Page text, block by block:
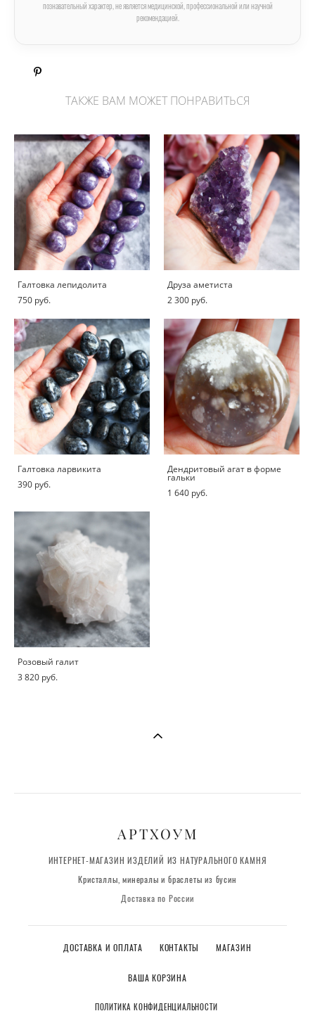
познавательный характер, не является медицинской, профессиональной или научной
рекомендацией.
ТАКЖЕ ВАМ МОЖЕТ ПОНРАВИТЬСЯ
Галтовка лепидолита
750 pуб.
Друза аметиста
2 300 pуб.
Галтовка ларвикита
390 pуб.
Дендритовый агат в форме
гальки
1 640 pуб.
Розовый галит
3 820 pуб.
АРТХОУМ
ИНТЕРНЕТ-МАГАЗИН ИЗДЕЛИЙ ИЗ НАТУРАЛЬНОГО КАМНЯ
Кристаллы, минералы и браслеты из бусин
Доставка по России
ДОСТАВКА И ОПЛАТА КОНТАКТЫ МАГАЗИН
ВАША КОРЗИНА
ПОЛИТИКА КОНФИДЕНЦИАЛЬНОСТИ